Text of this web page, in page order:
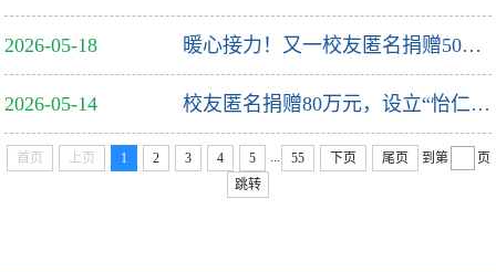
2026-05-18 暖心接力！又一校友匿名捐赠50万元，支持能源学院发展
2026-05-14 校友匿名捐赠80万元，设立“怡仁人才基金”支持能源学院发展
首页 上页 1 2 3 4 5 ... 55 下页 尾页 到第
页
跳转